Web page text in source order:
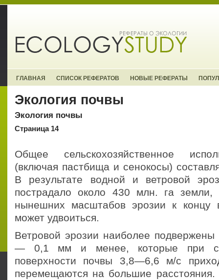
ГЛАВНАЯ СПИСОК РЕФЕРАТОВ НОВЫЕ РЕФЕРАТЫ
Экология почвы
Экология почвы
Страница 14
Общее сельскохозяйственное
(включая пастбища и сенокосы)
В результате водной и ветровой
пострадало около 430 млн. га земли,
нынешних масштабов эрозии к концу
может удвоиться.
Ветровой эрозии наиболее
— 0,1 мм и менее, которые при
поверхности почвы 3,8—6,6 м/с
перемещаются на большие